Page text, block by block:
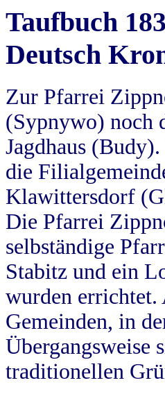
Taufbuch
Deutsch
Zur Pfarrei
(Sypnywo) noch
Jagdhaus
die
Klawittersdorf
Die Pfarrei
selbständige
Stabitz und ein
wurden errichtet.
Gemeinden, in
Übergangsweise
traditionellen